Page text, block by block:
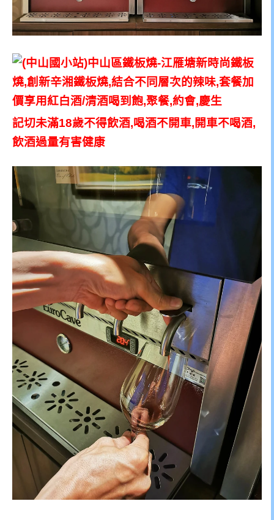
記切未滿18歲不得飲酒,喝酒不開車,開車不喝酒,
飲酒過量有害健康